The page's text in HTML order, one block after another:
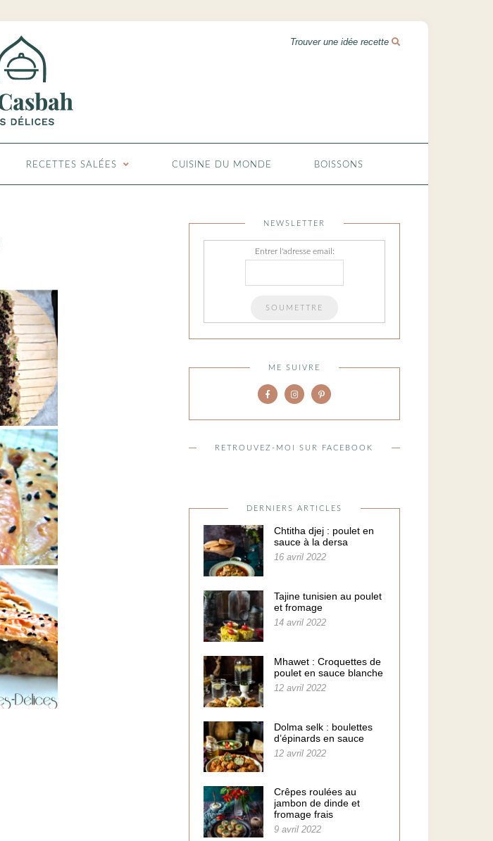
RECETTES SALÉES CUISINE DU MONDE BOISSONS
NEWSLETTER
Entrer l'adresse email:
ME SUIVRE
RETROUVEZ-MOI SUR FACEBOOK
DERNIERS ARTICLES
Chtitha djej : poulet en
sauce à la dersa
16 avril 2022
Tajine tunisien au poulet
et fromage
14 avril 2022
Mhawet : Croquettes de
poulet en sauce blanche
12 avril 2022
Dolma selk : boulettes
d’épinards en sauce
12 avril 2022
Crêpes roulées au
jambon de dinde et
fromage frais
9 avril 2022